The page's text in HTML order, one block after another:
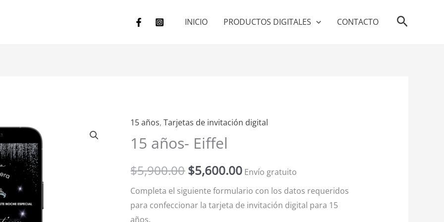
INICIO PRODUCTOS DIGITALES CONTACTO Buscar
15 años,Tarjetas de invitación digital
15 años- Eiffel
$5,900.00
El
precio
original
era:
$5,600.00
El
actual
es:
Envío gratuito
Completa el siguiente formulario con los datos requeridos
para confeccionar la tarjeta de invitación digital para 15
años.
15
años-
cantidad